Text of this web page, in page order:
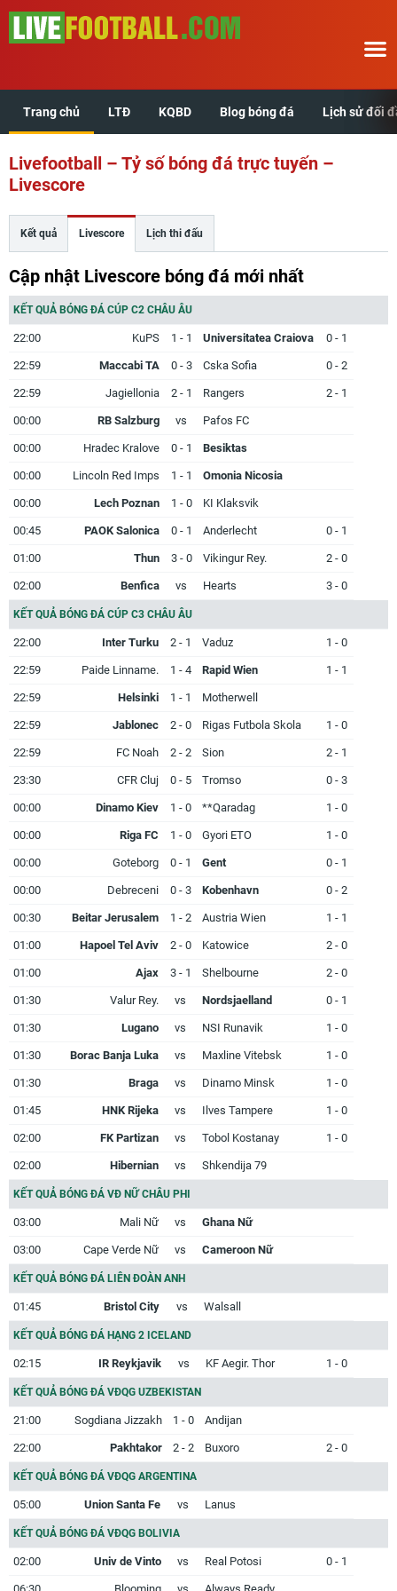
Trang chủ LTĐ KQBD Blog bóng đá Lịch sử đối
Livefootball – Tỷ số bóng đá trực tuyến –
Livescore
Kết quả Livescore Lịch thi đấu
Cập nhật Livescore bóng đá mới nhất
KẾT QUẢ BÓNG ĐÁ CÚP C2 CHÂU ÂU
22:00 KuPS 1 - 1 Universitatea Craiova 0 - 1
22:59 Maccabi TA 0 - 3 Cska Sofia 0 - 2
22:59 Jagiellonia 2 - 1 Rangers 2 - 1
00:00 RB Salzburg vs Pafos FC
00:00 Hradec Kralove 0 - 1 Besiktas
00:00 Lincoln Red Imps 1 - 1 Omonia Nicosia
00:00 Lech Poznan 1 - 0 KI Klaksvik
00:45 PAOK Salonica 0 - 1 Anderlecht 0 - 1
01:00 Thun 3 - 0 Vikingur Rey. 2 - 0
02:00 Benfica vs Hearts 3 - 0
KẾT QUẢ BÓNG ĐÁ CÚP C3 CHÂU ÂU
22:00 Inter Turku 2 - 1 Vaduz 1 - 0
22:59 Paide Linname. 1 - 4 Rapid Wien 1 - 1
22:59 Helsinki 1 - 1 Motherwell
22:59 Jablonec 2 - 0 Rigas Futbola Skola 1 - 0
22:59 FC Noah 2 - 2 Sion 2 - 1
23:30 CFR Cluj 0 - 5 Tromso 0 - 3
00:00 Dinamo Kiev 1 - 0 **Qaradag 1 - 0
00:00 Riga FC 1 - 0 Gyori ETO 1 - 0
00:00 Goteborg 0 - 1 Gent 0 - 1
00:00 Debreceni 0 - 3 Kobenhavn 0 - 2
00:30 Beitar Jerusalem 1 - 2 Austria Wien 1 - 1
01:00 Hapoel Tel Aviv 2 - 0 Katowice 2 - 0
01:00 Ajax 3 - 1 Shelbourne 2 - 0
01:30 Valur Rey. vs Nordsjaelland 0 - 1
01:30 Lugano vs NSI Runavik 1 - 0
01:30 Borac Banja Luka vs Maxline Vitebsk 1 - 0
01:30 Braga vs Dinamo Minsk 1 - 0
01:45 HNK Rijeka vs Ilves Tampere 1 - 0
02:00 FK Partizan vs Tobol Kostanay 1 - 0
02:00 Hibernian vs Shkendija 79
KẾT QUẢ BÓNG ĐÁ VĐ NỮ CHÂU PHI
03:00 Mali Nữ vs Ghana Nữ
03:00 Cape Verde Nữ vs Cameroon Nữ
KẾT QUẢ BÓNG ĐÁ LIÊN ĐOÀN ANH
01:45 Bristol City vs Walsall
KẾT QUẢ BÓNG ĐÁ HẠNG 2 ICELAND
02:15 IR Reykjavik vs KF Aegir. Thor 1 - 0
KẾT QUẢ BÓNG ĐÁ VĐQG UZBEKISTAN
21:00 Sogdiana Jizzakh 1 - 0 Andijan
22:00 Pakhtakor 2 - 2 Buxoro 2 - 0
KẾT QUẢ BÓNG ĐÁ VĐQG ARGENTINA
05:00 Union Santa Fe vs Lanus
KẾT QUẢ BÓNG ĐÁ VĐQG BOLIVIA
02:00 Univ de Vinto vs Real Potosi 0 - 1
Trang chủ
LTĐ
KQBD
Lịch sử đối đầu